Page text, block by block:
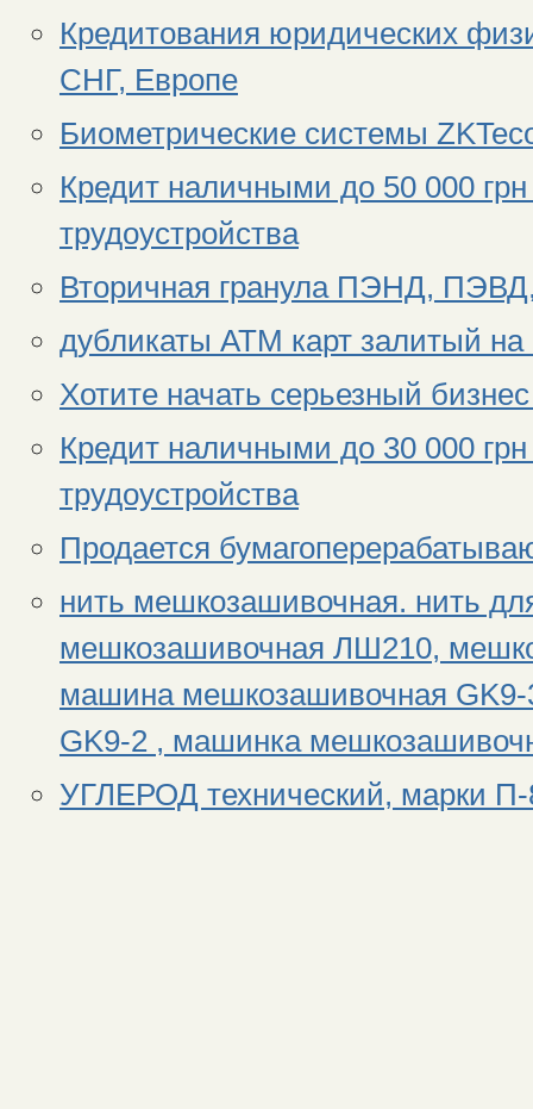
Кредитования юридических
СНГ, Европе
Биометрические системы
Кредит наличными до 50 000
трудоустройства
Вторичная гранула ПЭНД,
дубликаты АТМ карт залитый на
Хотите начать серьезный
Кредит наличными до 30 000
трудоустройства
Продается
нить мешкозашивочная. нить
мешкозашивочная ЛШ210,
машина мешкозашивочная
GK9-2 , машинка
УГЛЕРОД технический, марки